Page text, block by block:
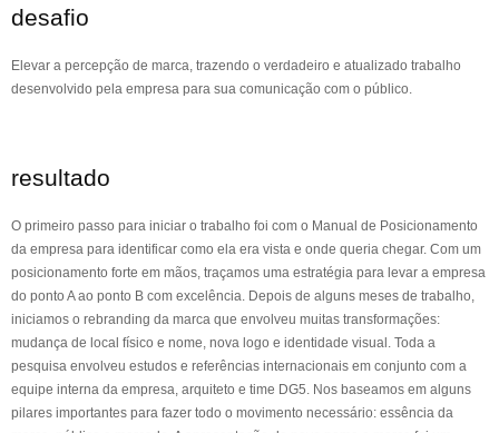
desafio
Elevar a percepção de marca, trazendo o verdadeiro e atualizado trabalho
desenvolvido pela empresa para sua comunicação com o público.
resultado
O primeiro passo para iniciar o trabalho foi com o Manual de Posicionamento
da empresa para identificar como ela era vista e onde queria chegar. Com um
posicionamento forte em mãos, traçamos uma estratégia para levar a empresa
do ponto A ao ponto B com excelência. Depois de alguns meses de trabalho,
iniciamos o rebranding da marca que envolveu muitas transformações:
mudança de local físico e nome, nova logo e identidade visual. Toda a
pesquisa envolveu estudos e referências internacionais em conjunto com a
equipe interna da empresa, arquiteto e time DG5. Nos baseamos em alguns
pilares importantes para fazer todo o movimento necessário: essência da